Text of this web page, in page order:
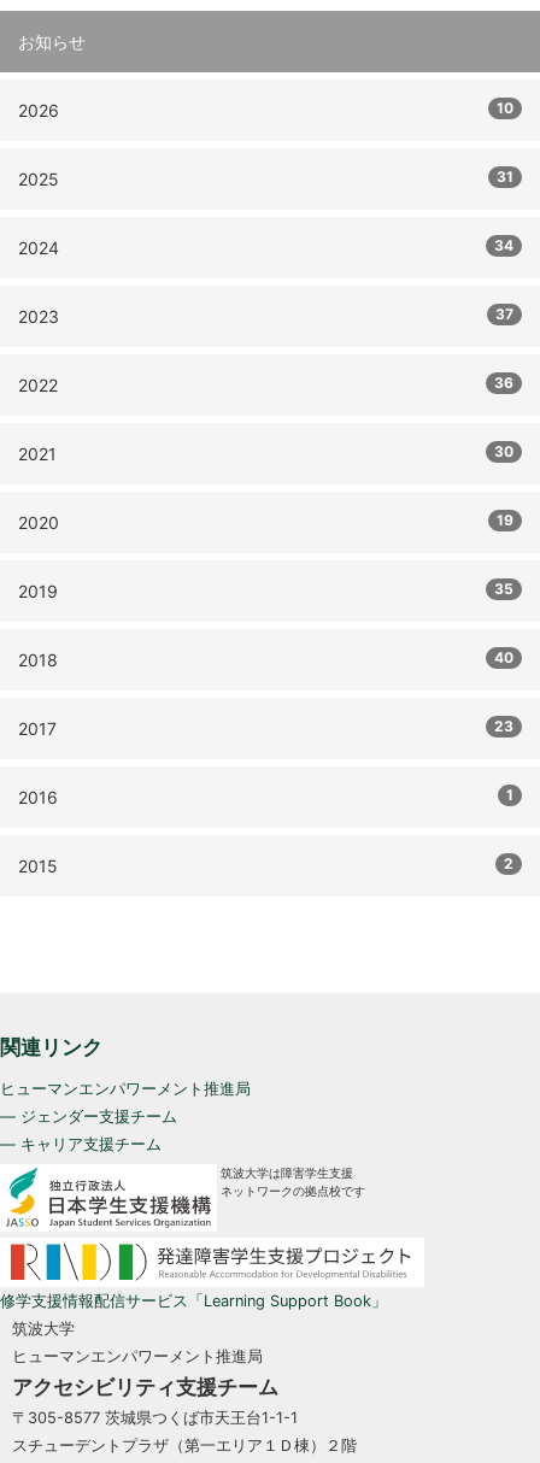
お知らせ
2026 10
2025 31
2024 34
2023 37
2022 36
2021 30
2020 19
2019 35
2018 40
2017 23
2016 1
2015 2
関連リンク
ヒューマンエンパワーメント推進局
— ジェンダー支援チーム
— キャリア支援チーム
筑波大学は障害学生支援
ネットワークの拠点校です
修学支援情報配信サービス「Learning Support Book」
筑波大学
ヒューマンエンパワーメント推進局
アクセシビリティ支援チーム
〒305-8577 茨城県つくば市天王台1-1-1
スチューデントプラザ（第一エリア１Ｄ棟）２階